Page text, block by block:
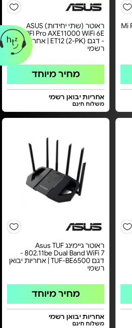
ראוטר (שתי יחידות) ASUS
ZenWIFI Pro AXE11000 WiFi 6E
- דגם ET12 (2-PK) | אחריות יבואן
רשמי
מחיר מיוחד
אחריות יבואן רשמי
משלוח חינם
ראוטר גיימינג Asus TUF
802.11be Dual Band WiFi 7 -
דגם TUF-BE6500 | אחריות יבואן
רשמי
מחיר מיוחד
אחריות יבואן רשמי
משלוח חינם